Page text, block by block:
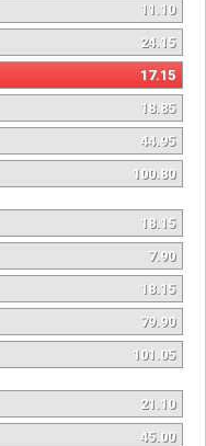
11.10
24.15
17.15
18.85
44.95
100.80
18.15
7.90
18.15
79.90
101.05
21.10
45.00